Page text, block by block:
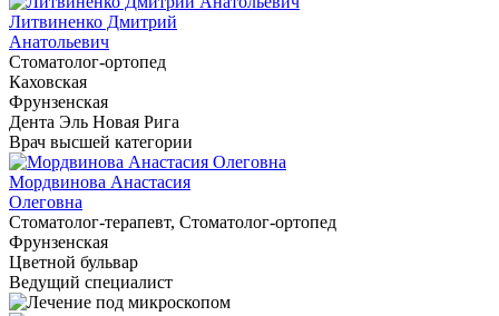
Литвиненко Дмитрий
Анатольевич
Cтоматолог-ортопед
Каховская
Фрунзенская
Дента Эль Новая Рига
Врач высшей категории
Мордвинова Анастасия
Олеговна
Cтоматолог-терапевт, Cтоматолог-ортопед
Фрунзенская
Цветной бульвар
Ведущий специалист